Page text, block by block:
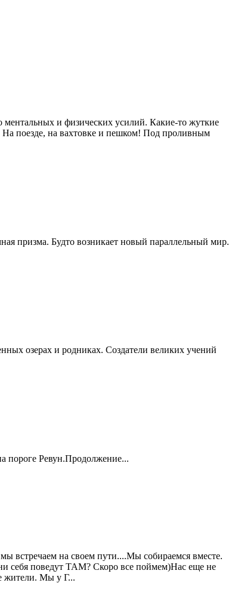
и физических усилий. Какие-то жуткие
поезде, на вахтовке и пешком! Под проливным
призма. Будто возникает новый параллельный мир.
озерах и родниках. Создатели великих учений
пороге Ревун.Продолжение...
встречаем на своем пути....Мы собираемся вместе.
себя поведут ТАМ? Скоро все поймем)Нас еще не
жители. Мы у Г...